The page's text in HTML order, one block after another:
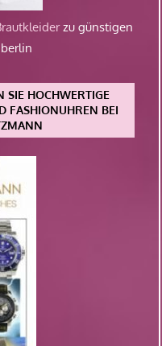
zu günstigen
SIE HOCHWERTIGE
FASHIONUHREN BEI